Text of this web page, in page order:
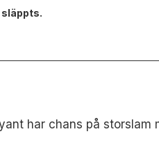
släppts.
har chans på